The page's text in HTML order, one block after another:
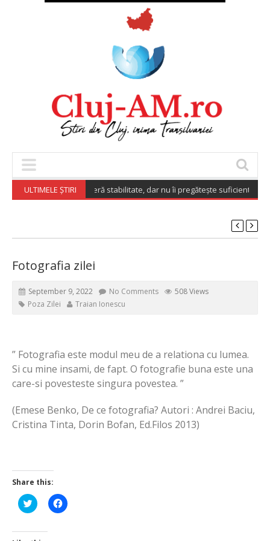
ULTIMELE ȘTIRI
spun că munca le oferă stabilitate, dar nu îi pregătește suficient pentru
Fotografia zilei
September 9, 2022 No Comments
508 Views
Poza Zilei
Traian Ionescu
” Fotografia este modul meu de a relationa cu lumea.
Si cu mine insami, de fapt. O fotografie buna este una
care-si povesteste singura povestea. ”
(Emese Benko, De ce fotografia? Autori : Andrei Baciu,
Cristina Tinta, Dorin Bofan, Ed.Filos 2013)
Share this:
Click
to
Twitter
Click
to